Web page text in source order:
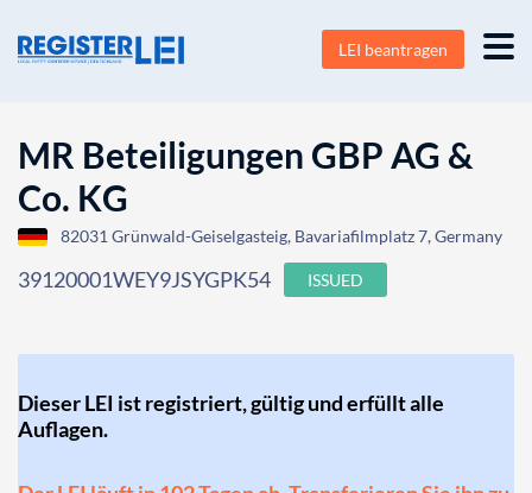
LEI beantragen
MR Beteiligungen GBP AG &
Co. KG
82031 Grünwald-Geiselgasteig, Bavariafilmplatz 7, Germany
39120001WEY9JSYGPK54 ISSUED
Dieser LEI ist registriert, gültig und erfüllt alle
Auflagen.